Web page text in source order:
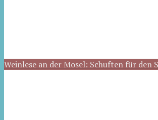
Weinlese an der Mosel: Schuften für den